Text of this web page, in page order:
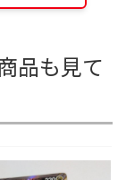
品も見て